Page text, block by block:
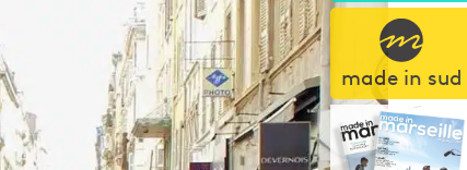
made in sud